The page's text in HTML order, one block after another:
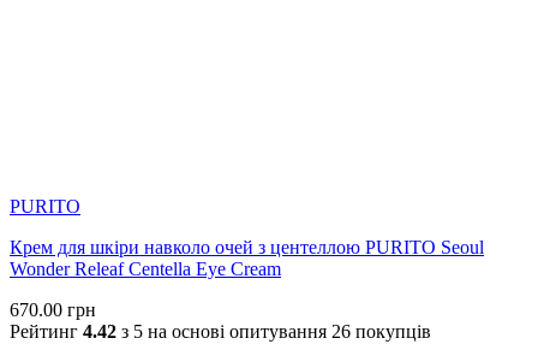
PURITO
Крем для шкіри навколо очей з центеллою PURITO Seoul
Wonder Releaf Centella Eye Cream
670.00 грн
Рейтинг 4.42 з 5 на основі опитування 26 покупців